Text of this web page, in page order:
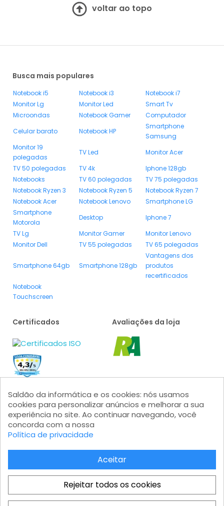
voltar ao topo
Busca mais populares
Notebook i5 Notebook i3
Notebook i7
Monitor Lg
Monitor Led
Smart Tv
Microondas
Notebook Gamer
Computador
Celular barato
Notebook HP
Smartphone
Samsung
Monitor 19
polegadas
TV Led
Monitor Acer
TV 50 polegadas
TV 4k
Iphone 128gb
Notebooks
TV 60 polegadas
TV 75 polegadas
Notebook Ryzen 3
Notebook Ryzen 5
Notebook Ryzen 7
Notebook Acer
Notebook Lenovo
Smartphone LG
Smartphone
Motorola
Desktop
Iphone 7
TV Lg
Monitor Gamer
Monitor Lenovo
Monitor Dell
TV 55 polegadas TV 65 polegadas
Smartphone 64gb Smartphone 128gb
Vantagens dos
produtos
recertificados
Notebook
Touchscreen
Certificados Avaliações da loja
Formas de pagamento
Saldão da informática e os cookies: nós usamos
cookies para personalizar anúncios e melhorar a sua
experiência no site. Ao continuar navegando, você
concorda com a nossa
Política de privacidade
Aceitar
Rejeitar todos os cookies